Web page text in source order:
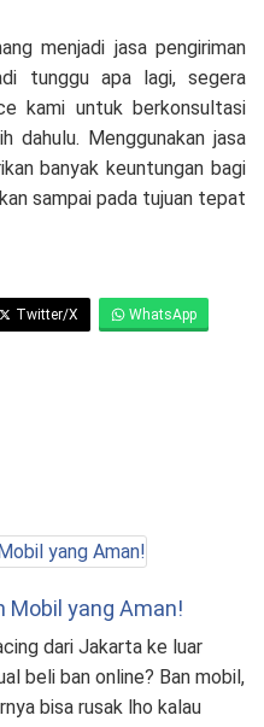
menjadi jasa pengiriman
tunggu apa lagi, segera
kami untuk berkonsultasi
dahulu. Menggunakan jasa
banyak keuntungan bagi
sampai pada tujuan tepat
Twitter/X WhatsApp
Mobil yang Aman!
dari Jakarta ke luar
beli ban online? Ban mobil,
bisa rusak lho kalau